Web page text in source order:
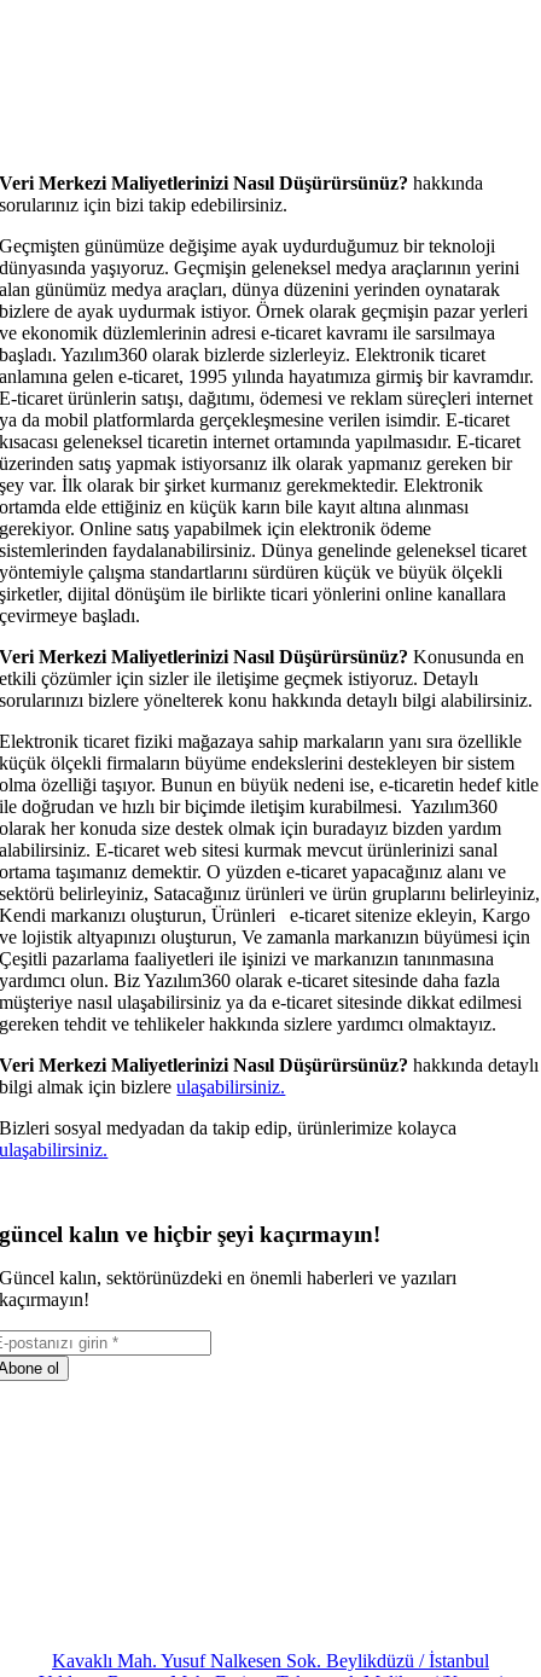
Veri Merkezi Maliyetlerinizi Nasıl Düşürürsünüz?hakkında
sorularınız için bizi takip edebilirsiniz.
Geçmişten günümüze değişime ayak uydurduğumuz bir teknoloji
dünyasında yaşıyoruz. Geçmişin geleneksel medya araçlarının yerini
alan günümüz medya araçları, dünya düzenini yerinden oynatarak
bizlere de ayak uydurmak istiyor. Örnek olarak geçmişin pazar yerleri
ve ekonomik düzlemlerinin adresi e-ticaret kavramı ile sarsılmaya
başladı. Yazılım360 olarak bizlerde sizlerleyiz. Elektronik ticaret
anlamına gelen e-ticaret, 1995 yılında hayatımıza girmiş bir kavramdır.
E-ticaret ürünlerin satışı, dağıtımı, ödemesi ve reklam süreçleri internet
ya da mobil platformlarda gerçekleşmesine verilen isimdir. E-ticaret
kısacası geleneksel ticaretin internet ortamında yapılmasıdır. E-ticaret
üzerinden satış yapmak istiyorsanız ilk olarak yapmanız gereken bir
şey var. İlk olarak bir şirket kurmanız gerekmektedir. Elektronik
ortamda elde ettiğiniz en küçük karın bile kayıt altına alınması
gerekiyor. Online satış yapabilmek için elektronik ödeme
sistemlerinden faydalanabilirsiniz. Dünya genelinde geleneksel ticaret
yöntemiyle çalışma standartlarını sürdüren küçük ve büyük ölçekli
şirketler, dijital dönüşüm ile birlikte ticari yönlerini online kanallara
çevirmeye başladı.
Veri Merkezi Maliyetlerinizi Nasıl Düşürürsünüz? Konusunda en
etkili çözümler için sizler ile iletişime geçmek istiyoruz. Detaylı
sorularınızı bizlere yönelterek konu hakkında detaylı bilgi alabilirsiniz.
Elektronik ticaret fiziki mağazaya sahip markaların yanı sıra özellikle
küçük ölçekli firmaların büyüme endekslerini destekleyen bir sistem
olma özelliği taşıyor. Bunun en büyük nedeni ise, e-ticaretin hedef kitle
ile doğrudan ve hızlı bir biçimde iletişim kurabilmesi. Yazılım360
olarak her konuda size destek olmak için buradayız bizden yardım
alabilirsiniz. E-ticaret web sitesi kurmak mevcut ürünlerinizi sanal
ortama taşımanız demektir. O yüzden e-ticaret yapacağınız alanı ve
sektörü belirleyiniz, Satacağınız ürünleri ve ürün gruplarını belirleyiniz,
Kendi markanızı oluşturun, Ürünleri e-ticaret sitenize ekleyin, Kargo
ve lojistik altyapınızı oluşturun, Ve zamanla markanızın büyümesi için
Çeşitli pazarlama faaliyetleri ile işinizi ve markanızın tanınmasına
yardımcı olun. Biz Yazılım360 olarak e-ticaret sitesinde daha fazla
müşteriye nasıl ulaşabilirsiniz ya da e-ticaret sitesinde dikkat edilmesi
gereken tehdit ve tehlikeler hakkında sizlere yardımcı olmaktayız.
Veri Merkezi Maliyetlerinizi Nasıl Düşürürsünüz? hakkında detaylı
bilgi almak için bizlereulaşabilirsiniz.
Bizleri sosyal medyadan da takip edip, ürünlerimize kolayca
ulaşabilirsiniz.
güncel kalın ve hiçbir şeyi kaçırmayın!
Güncel kalın, sektörünüzdeki en önemli haberleri ve yazıları
kaçırmayın!
ol
Kavaklı Mah. Yusuf Nalkesen Sok. Beylikdüzü / İstanbul